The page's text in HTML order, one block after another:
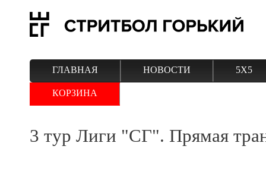
ГЛАВНАЯ НОВОСТИ 5Х5
КОРЗИНА
3 тур Лиги "СГ". Прямая